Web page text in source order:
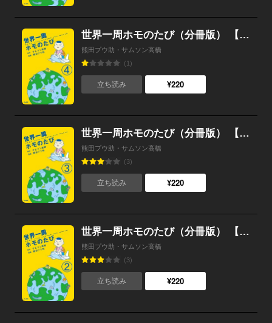
世界一周ホモのたび（分冊版） 【第4話】
熊田プウ助・サムソン高橋
(1)
立ち読み ¥220
世界一周ホモのたび（分冊版） 【第3話】
熊田プウ助・サムソン高橋
(3)
立ち読み ¥220
世界一周ホモのたび（分冊版） 【第2話】
熊田プウ助・サムソン高橋
(3)
立ち読み ¥220